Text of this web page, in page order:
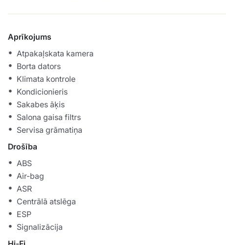
Aprīkojums
Atpakaļskata kamera
Borta dators
Klimata kontrole
Kondicionieris
Sakabes āķis
Salona gaisa filtrs
Servisa grāmatiņa
Drošība
ABS
Air-bag
ASR
Centrālā atslēga
ESP
Signalizācija